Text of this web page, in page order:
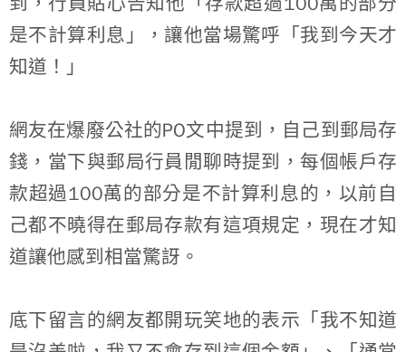
到，行員貼心告知他「存款超過
萬的部分
是不計算利息」，讓他當場驚呼「我到今天才
知道！」
網友在爆廢公社的PO文中提到，自己到郵局存
錢，當下與郵局行員閒聊時提到，每個帳戶存
款超過100萬的部分是不計算利息的，以前自
己都不曉得在郵局存款有這項規定，現在才知
道讓他感到相當驚訝。
底下留言的網友都開玩笑地的表示「我不知道